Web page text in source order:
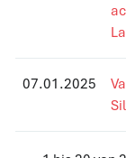
07.01.2025